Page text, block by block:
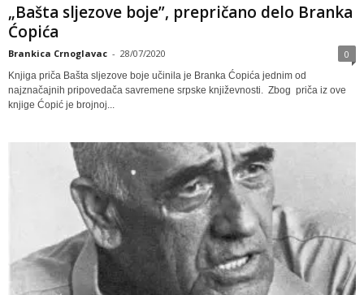
„Bašta sljezove boje”, prepričano delo Branka
Ćopića
Brankica Crnoglavac - 28/07/2020 0
Knjiga priča Bašta sljezove boje učinila je Branka Ćopića jednim od
najznačajnih pripovedača savremene srpske književnosti. Zbog priča iz ove
knjige Ćopić je brojnoj...